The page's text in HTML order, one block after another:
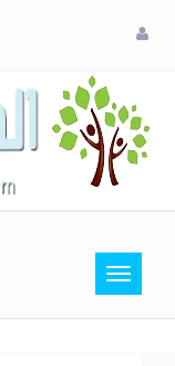
لونك
المفضل
Toggle
navigation